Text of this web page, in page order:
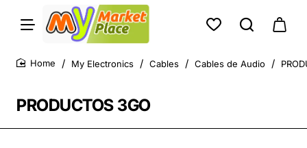
PRODUCTOS 3GO
My Electronics Cables Cables de Audio